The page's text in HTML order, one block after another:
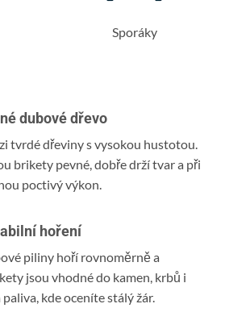
Sporáky
dubové dřevo
tvrdé dřeviny s vysokou hustotou.
brikety pevné, dobře drží tvar a při
poctivý výkon.
hoření
piliny hoří rovnoměrně a
jsou vhodné do kamen, krbů i
kde oceníte stálý žár.